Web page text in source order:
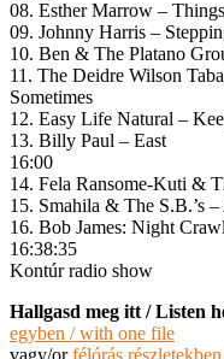
08. Esther Marrow –
09. Johnny Harris –
10. Ben & The Platano
11. The Deidre Wilson
Sometimes
12. Easy Life Natural –
13. Billy Paul – East
16:00
14. Fela Ransome-Kuti &
15. Smahila & The S.B.’s
16. Bob James: Night
16:38:35
Kontúr radio show
Hallgasd meg itt / Listen
egyben / with one file
vagy/orfélórás